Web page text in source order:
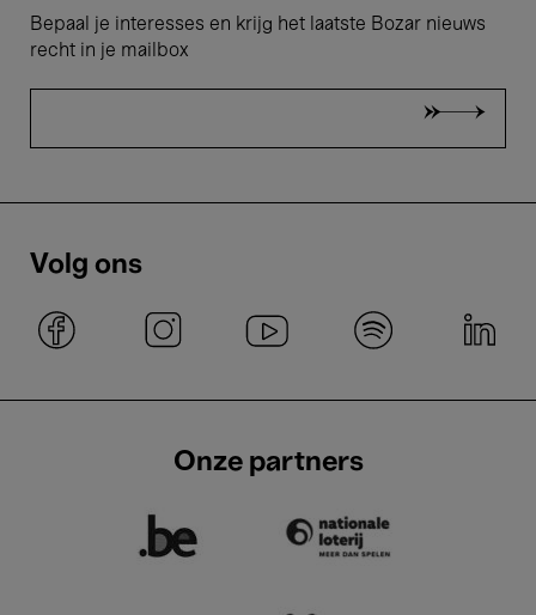
Bepaal je interesses en krijg het laatste Bozar nieuws
recht in je mailbox
Volg ons
Onze partners